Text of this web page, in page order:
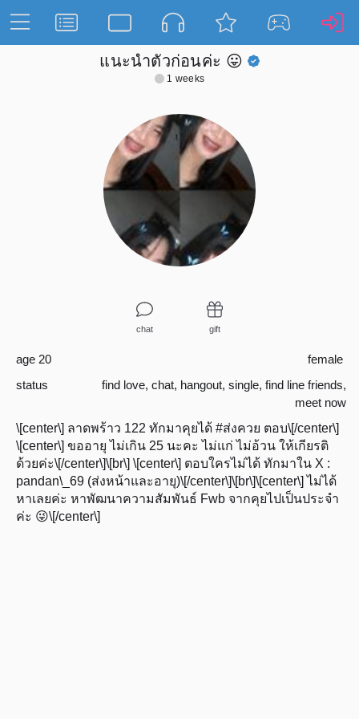
แนะนำตัวก่อนค่ะ 😛
1 weeks
chat gift
age 20
female
status
find love, chat, hangout, single, find line friends,
meet now
\[center\] ลาดพร้าว 122 ทักมาคุยได้ #ส่งควย ตอบ\[/center\]
\[center\] ขออายุ ไม่เกิน 25 นะคะ ไม่แก่ ไม่อ้วน ให้เกียรติ
ด้วยค่ะ\[/center\]\[br\] \[center\] ตอบใครไม่ได้ ทักมาใน X :
pandan\_69 (ส่งหน้าและอายุ)\[/center\]\[br\]\[center\] ไม่ได้
หาเลยค่ะ หาพัฒนาความสัมพันธ์ Fwb จากคุยไปเป็นประจำ
ค่ะ 😜\[/center\]